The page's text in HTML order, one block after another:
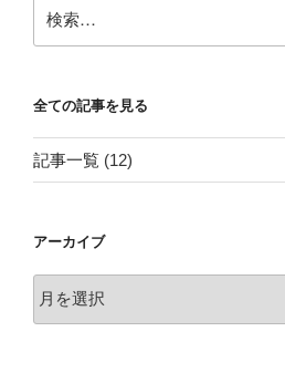
索:
全ての記事を見る
記事一覧 (12)
アーカイブ
ー